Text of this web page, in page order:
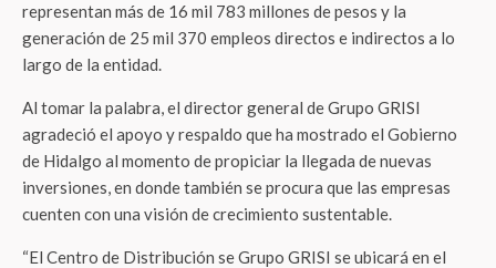
representan más de 16 mil 783 millones de pesos y la
generación de 25 mil 370 empleos directos e indirectos a lo
largo de la entidad.
Al tomar la palabra, el director general de Grupo GRISI
agradeció el apoyo y respaldo que ha mostrado el Gobierno
de Hidalgo al momento de propiciar la llegada de nuevas
inversiones, en donde también se procura que las empresas
cuenten con una visión de crecimiento sustentable.
“El Centro de Distribución se Grupo GRISI se ubicará en el